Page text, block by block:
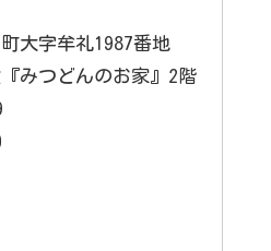
大字牟礼1987番地
みつどんのお家』2階